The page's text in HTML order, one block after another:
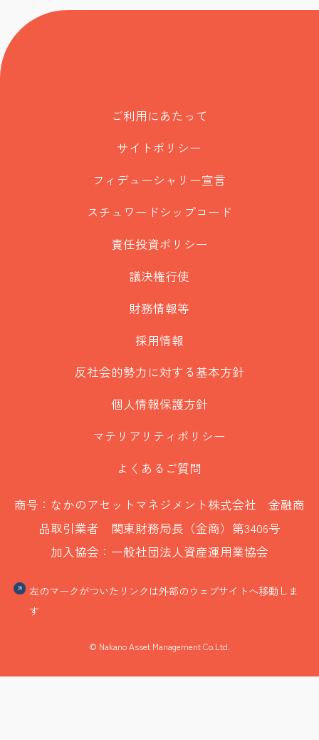
ご利用にあたって
サイトポリシー
フィデューシャリー宣言
スチュワードシップコード
責任投資ポリシー
議決権行使
財務情報等
採用情報
反社会的勢力に対する基本方針
個人情報保護方針
マテリアリティポリシー
よくあるご質問
商号：なかのアセットマネジメント株式会社 金融商
品取引業者 関東財務局長（金商）第3406号
加入協会：一般社団法人資産運用業協会
左のマークがついたリンクは外部のウェブサイトへ移動しま
す
© Nakano Asset Management Co.Ltd.